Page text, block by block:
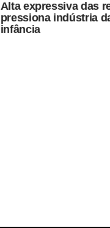
Alta expressiva das
pressiona indústria
infância